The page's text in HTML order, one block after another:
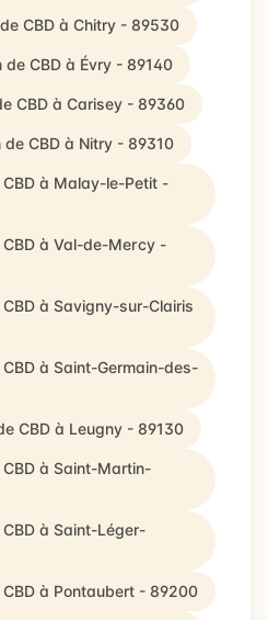
CBD à Chitry - 89530
CBD à Évry - 89140
CBD à Carisey - 89360
CBD à Nitry - 89310
à Malay-le-Petit -
à Val-de-Mercy -
à Savigny-sur-Clairis
à Saint-Germain-des-
CBD à Leugny - 89130
à Saint-Martin-
à Saint-Léger-
à Pontaubert - 89200